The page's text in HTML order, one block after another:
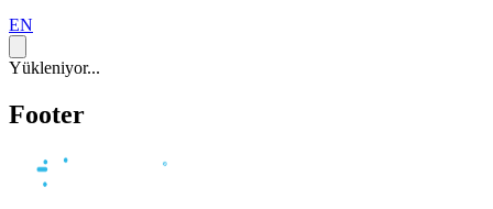
EN
Yükleniyor...
Footer